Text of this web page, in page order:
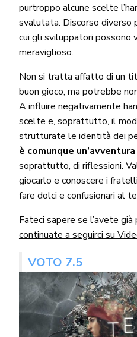
purtroppo alcune scelte
svalutata. Discorso diverso
cui gli sviluppatori possono
meraviglioso.
Non si tratta affatto di un
buon gioco, ma potrebbe
A influire negativamente
scelte e, soprattutto, il
strutturate le identità dei
è comunque
soprattutto, di riflessioni.
giocarlo e conoscere i
fare dolci e confusionari al
Fateci sapere se l’avete
continuate a seguirci su
VOTO 7.5